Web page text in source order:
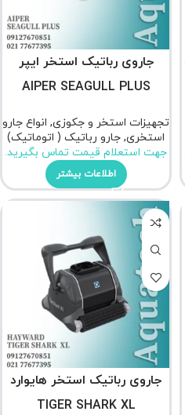
جاروی رباتیک استخر ایپر
AIPER SEAGULL PLUS
تجهیزات استخر و جکوزی, انواع جارو
استخری, جارو رباتیک ( اتوماتیک)
جهت استعلام قیمت تماس بگیرید.
اطلاعات بیشتر
جاروی رباتیک استخر هایوارد
TIGER SHARK XL